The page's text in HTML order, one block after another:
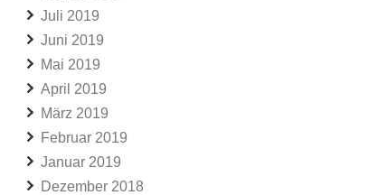
Juli 2019
Juni 2019
Mai 2019
April 2019
März 2019
Februar 2019
Januar 2019
Dezember 2018